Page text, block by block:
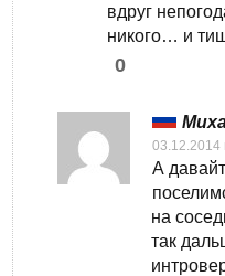
вдруг
никого… и
0
03.12.2014
А
на
так